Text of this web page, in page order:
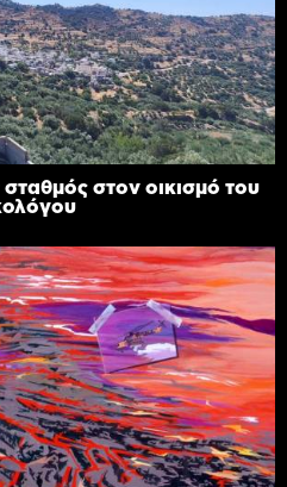
στον οικισμό του